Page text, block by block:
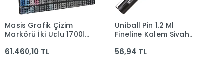
Sepete Ekle
Masis Grafik Çizim
Markörü İki Uçlu 1700lü
s1700
61.460,10 TL
Sepete Ekle
Uniball Pin 1.2 Ml
Fineline Kalem Siyah
56,94 TL